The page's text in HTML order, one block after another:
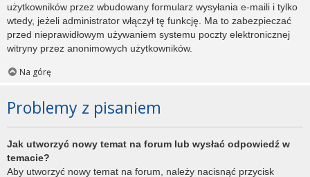
użytkowników przez wbudowany formularz wysyłania e-maili i tylko
wtedy, jeżeli administrator włączył tę funkcję. Ma to zabezpieczać
przed nieprawidłowym używaniem systemu poczty elektronicznej
witryny przez anonimowych użytkowników.
Na górę
Problemy z pisaniem
Jak utworzyć nowy temat na forum lub wysłać odpowiedź w
temacie?
Aby utworzyć nowy temat na forum, należy nacisnąć przycisk